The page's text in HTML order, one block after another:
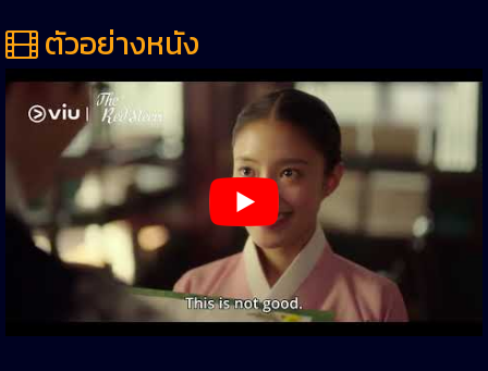
ตัวอย่างหนัง